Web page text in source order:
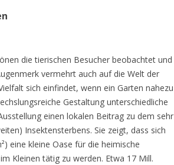
die tierischen Besucher beobachtet und
vermehrt auch auf die Welt der
sich einfindet, wenn ein Garten nahezu
Gestaltung unterschiedliche
einen lokalen Beitrag zu dem sehr
Insektensterbens. Sie zeigt, dass sich
eine kleine Oase für die heimische
Kleinen tätig zu werden. Etwa 17 Mill.